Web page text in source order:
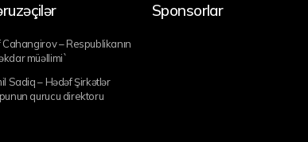
– Respublikanın
müəllimi`
Sadiq – Hədəf Şirkətlər
qurucu direktoru
Sponsorlar